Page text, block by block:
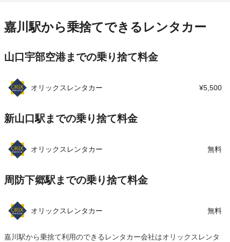
アクセス 新山口駅より徒歩で約1分（送迎なし）
店舗詳細 店舗詳細ページはこちら
嘉川駅から乗捨てできるレンタカー
山口宇部空港までの乗り捨て料金
オリックスレンタカー ¥5,500
新山口駅までの乗り捨て料金
オリックスレンタカー 無料
周防下郷駅までの乗り捨て料金
オリックスレンタカー 無料
嘉川駅から乗捨て利用のできるレンタカー会社はオリックスレンタ